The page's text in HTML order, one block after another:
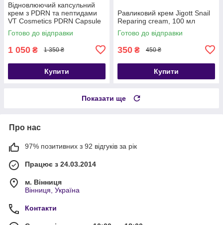
Відновлюючий капсульний
крем з PDRN та пептидами
VT Cosmetics PDRN Capsule
Cream 100, 50 мл
Готово до відправки
1 050 ₴ 1 350 ₴
Купити
Равликовий крем Jigott Snail
Reparing cream, 100 мл
Готово до відправки
350 ₴ 450 ₴
Купити
Показати ще
Про нас
97% позитивних з 92 відгуків за рік
Працює з 24.03.2014
м. Вінниця
Вінниця, Україна
Контакти